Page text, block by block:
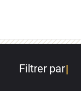
Filtrer par